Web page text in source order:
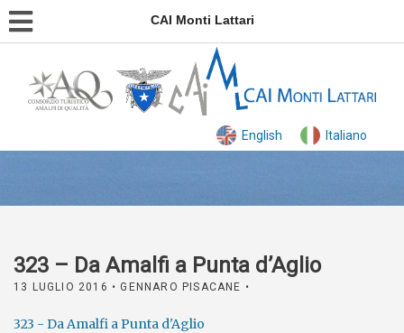
CAI Monti Lattari
English Italiano
323 – Da Amalfi a Punta d’Aglio
13 LUGLIO 2016 • GENNARO PISACANE •
323 - Da Amalfi a Punta d'Aglio